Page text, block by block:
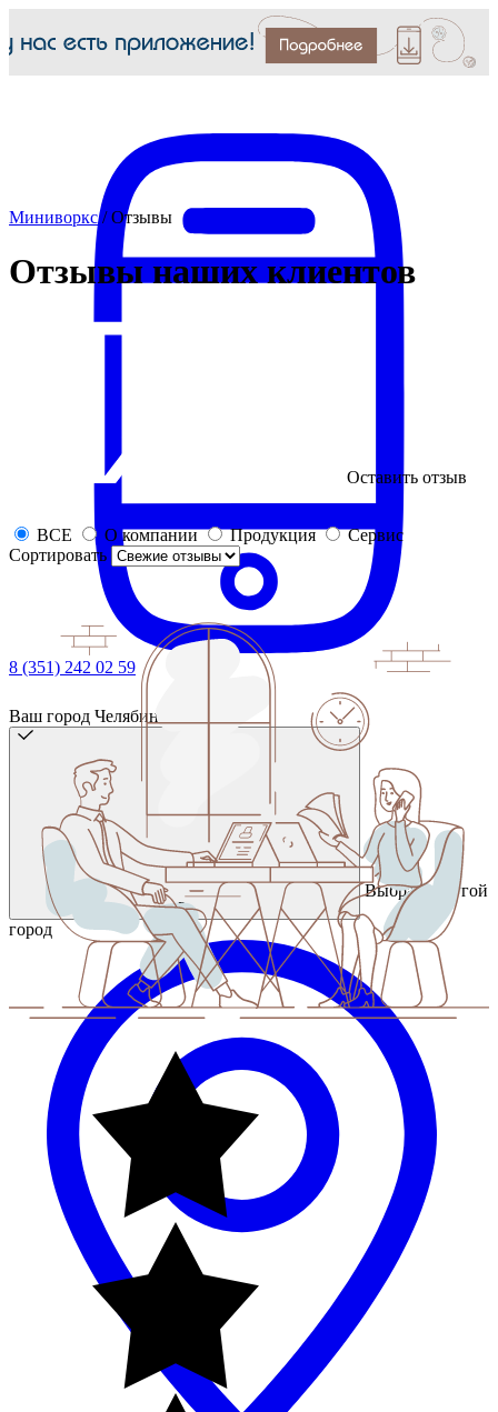
8 (351) 242 02 59
Ваш город Челябинск?
Да
Выбрать другой
город
Миниворкс /Отзывы
Отзывы наших клиентов
Оставить отзыв
ВСЕ О компании Продукция
Сервис
Сортировать